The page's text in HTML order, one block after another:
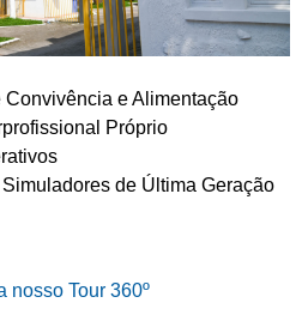
Convivência e Alimentação
Próprio
de Última Geração
nosso Tour 360º